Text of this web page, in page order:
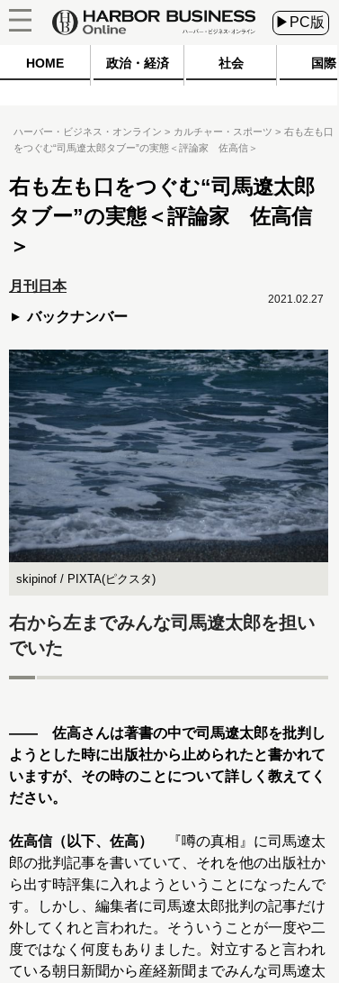
▶PC版
HOME 政治・経済 社会 国際
ハーバー・ビジネス・オンライン カルチャー・スポーツ
右も左も口
をつぐむ“司馬遼太郎タブー”の実態＜評論家 佐高信＞
右も左も口をつぐむ“司馬遼太郎
タブー”の実態＜評論家 佐高信
＞
月刊日本
バックナンバー
2021.02.27
skipinof / PIXTA(ピクスタ)
右から左までみんな司馬遼太郎を担い
でいた
―― 佐高さんは著書の中で司馬遼太郎を批判し
ようとした時に出版社から止められたと書かれて
いますが、その時のことについて詳しく教えてく
ださい。
佐高信（以下、佐高）
『噂の真相』に司馬遼太
郎の批判記事を書いていて、それを他の出版社か
ら出す時評集に入れようということになったんで
す。しかし、編集者に司馬遼太郎批判の記事だけ
外してくれと言われた。そういうことが一度や二
度ではなく何度もありました。対立すると言われ
ている朝日新聞から産経新聞までみんな司馬遼太